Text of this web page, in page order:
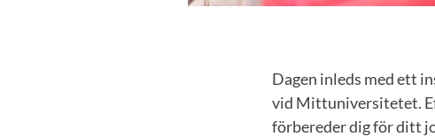
Dagen inleds med ett
vid Mittuniversitetet.
förbereder dig för ditt